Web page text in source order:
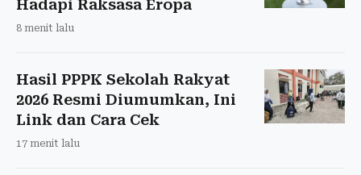
Hadapi Raksasa Eropa
8 menit lalu
Hasil PPPK Sekolah Rakyat
2026 Resmi Diumumkan, Ini
Link dan Cara Cek
17 menit lalu